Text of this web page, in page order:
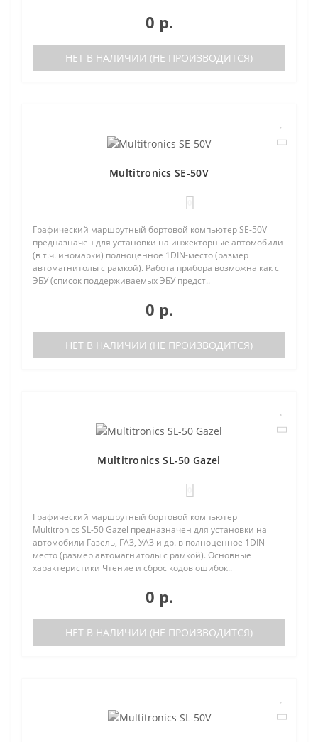
0 р.
НЕТ В НАЛИЧИИ (НЕ ПРОИЗВОДИТСЯ)
Multitronics SE-50V
Графический маршрутный бортовой компьютер SE-50V
предназначен для установки на инжекторные автомобили
(в т.ч. иномарки) полноценное 1DIN-место (размер
автомагнитолы с рамкой). Работа прибора возможна как с
ЭБУ (список поддерживаемых ЭБУ предст..
0 р.
НЕТ В НАЛИЧИИ (НЕ ПРОИЗВОДИТСЯ)
Multitronics SL-50 Gazel
Графический маршрутный бортовой компьютер
Multitronics SL-50 Gazel предназначен для установки на
автомобили Газель, ГАЗ, УАЗ и др. в полноценное 1DIN-
место (размер автомагнитолы с рамкой). Основные
характеристики Чтение и сброс кодов ошибок..
0 р.
НЕТ В НАЛИЧИИ (НЕ ПРОИЗВОДИТСЯ)